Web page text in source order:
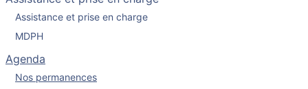
Assistance et prise en charge
MDPH
Agenda
Nos permanences